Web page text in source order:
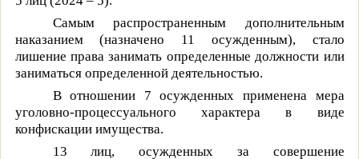
Самым распространенным дополнительным
наказанием (назначено 11 осужденным), стало
лишение права занимать определенные должности или
заниматься определенной деятельностью.
В отношении 7 осужденных применена мера
уголовно-процессуального характера в виде
конфискации имущества.
13 лиц, осужденных за совершение